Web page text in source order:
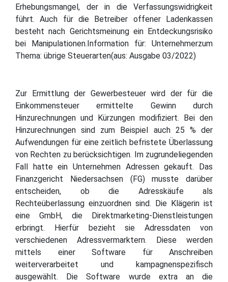
Erhebungsmangel, der in die Verfassungswidrigkeit
führt. Auch für die Betreiber offener Ladenkassen
besteht nach Gerichtsmeinung ein Entdeckungsrisiko
bei Manipulationen.Information für: Unternehmerzum
Thema: übrige Steuerarten(aus: Ausgabe 03/2022)
Zur Ermittlung der Gewerbesteuer wird der für die
Einkommensteuer ermittelte Gewinn durch
Hinzurechnungen und Kürzungen modifiziert. Bei den
Hinzurechnungen sind zum Beispiel auch 25 % der
Aufwendungen für eine zeitlich befristete Überlassung
von Rechten zu berücksichtigen. Im zugrundeliegenden
Fall hatte ein Unternehmen Adressen gekauft. Das
Finanzgericht Niedersachsen (FG) musste darüber
entscheiden, ob die Adresskäufe als
Rechteüberlassung einzuordnen sind. Die Klägerin ist
eine GmbH, die Direktmarketing-Dienstleistungen
erbringt. Hierfür bezieht sie Adressdaten von
verschiedenen Adressvermarktern. Diese werden
mittels einer Software für Anschreiben
weiterverarbeitet und kampagnenspezifisch
ausgewählt. Die Software wurde extra an die